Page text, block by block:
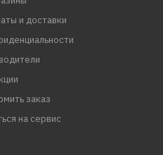
и доставки
заказ
на сервис